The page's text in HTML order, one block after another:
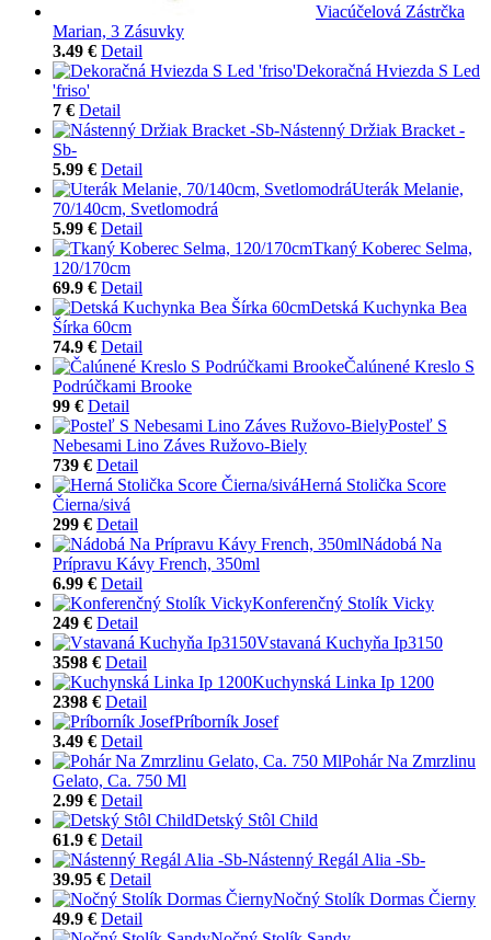
Viacúčelová Zástrčka
Marian, 3 Zásuvky
3.49 € Detail
Dekoračná Hviezda S Led
'friso'
7 € Detail
Nástenný Držiak Bracket -
Sb-
5.99 € Detail
Uterák Melanie,
70/140cm, Svetlomodrá
5.99 € Detail
Tkaný Koberec Selma,
120/170cm
69.9 € Detail
Detská Kuchynka Bea
Šírka 60cm
74.9 € Detail
Čalúnené Kreslo S
Podrúčkami Brooke
99 € Detail
Posteľ S
Nebesami Lino Záves Ružovo-Biely
739 € Detail
Herná Stolička Score
Čierna/sivá
299 € Detail
Nádobá Na
Prípravu Kávy French, 350ml
6.99 € Detail
Konferenčný Stolík Vicky
249 € Detail
Vstavaná Kuchyňa Ip3150
3598 € Detail
Kuchynská Linka Ip 1200
2398 € Detail
Príborník Josef
3.49 € Detail
Pohár Na Zmrzlinu
Gelato, Ca. 750 Ml
2.99 € Detail
Detský Stôl Child
61.9 € Detail
Nástenný Regál Alia -Sb-
39.95 € Detail
Nočný Stolík Dormas Čierny
49.9 € Detail